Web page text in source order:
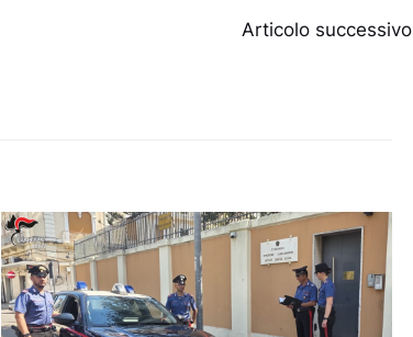
Articolo successivo